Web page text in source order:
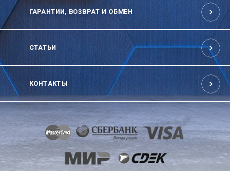
ГАРАНТИИ, ВОЗВРАТ И ОБМЕН
СТАТЬИ
КОНТАКТЫ